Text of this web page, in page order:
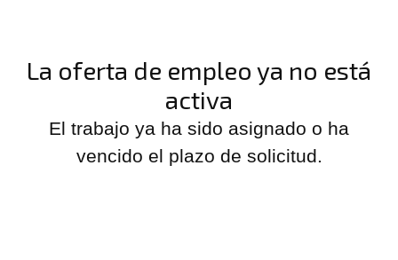
La oferta de empleo ya no está
activa
El trabajo ya ha sido asignado o ha
vencido el plazo de solicitud.